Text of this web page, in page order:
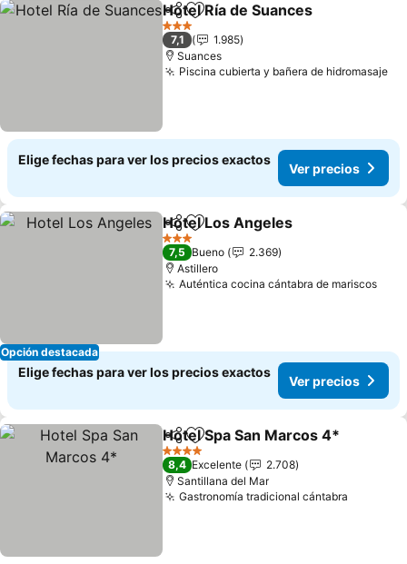
CompartirAgregar a favoritos
Hotel Ría de Suances
3 Estrellas
7,1
1.985
Suances
Piscina cubierta y bañera de hidromasaje
Elige fechas para ver los precios exactos
Ver precios
Opción destacada
CompartirAgregar a favoritos
Hotel Los Angeles
3 Estrellas
7,5 Bueno
2.369
Astillero
Auténtica cocina cántabra de mariscos
Elige fechas para ver los precios exactos
Ver precios
CompartirAgregar a favoritos
Hotel Spa San Marcos 4*
4 Estrellas
8,4 Excelente
2.708
Santillana del Mar
Gastronomía tradicional cántabra